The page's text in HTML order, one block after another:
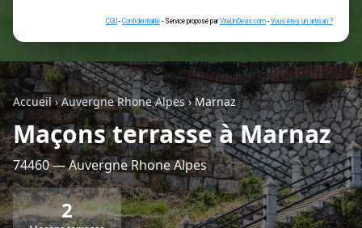
Géolocalisez-moi automatiquement !
Retour à la liste des métiers
CGU -Confidentialité- Service proposé parViteUnDevis.com-Vous
Accueil›Auvergne Rhone Alpes›Marnaz
Maçons terrasse à Marnaz
74460 — Auvergne Rhone Alpes
2